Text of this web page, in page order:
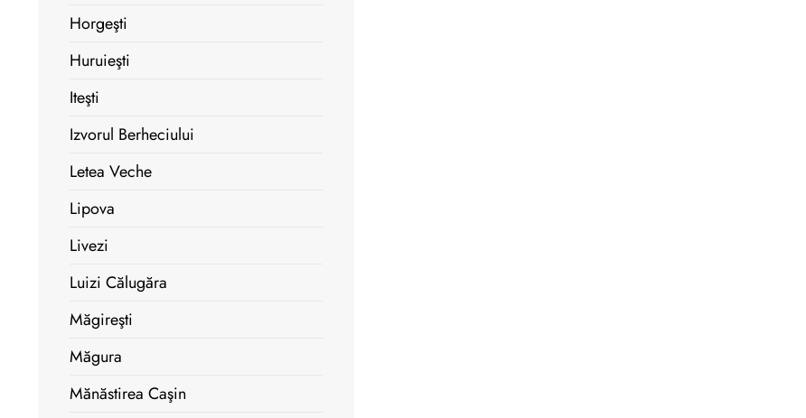
Horgeşti
Huruieşti
Iteşti
Izvorul Berheciului
Letea Veche
Lipova
Livezi
Luizi Călugăra
Măgireşti
Măgura
Mănăstirea Caşin